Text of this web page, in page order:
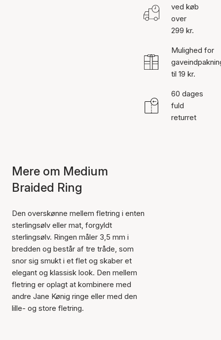
ved køb
over
299 kr.
Mulighed for
til 19 kr.
60 dages
fuld
returret
Mere om Medium
Braided Ring
Den overskønne mellem fletring i enten
sterlingsølv eller mat, forgyldt
sterlingsølv. Ringen måler 3,5 mm i
bredden og består af tre tråde, som
snor sig smukt i et flet og skaber et
elegant og klassisk look. Den mellem
fletring er oplagt at kombinere med
andre Jane Kønig ringe eller med den
lille- og store fletring.